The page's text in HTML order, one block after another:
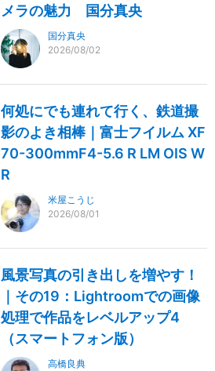
メラの魅力 国分真央
国分真央
2026/08/02
何処にでも連れて行く、鉄道撮
影のよき相棒｜富士フイルム XF
70-300mmF4-5.6 R LM OIS W
R
米屋こうじ
2026/08/01
風景写真の引き出しを増やす！
｜その19：Lightroomでの画像
処理で作品をレベルアップ4
（スマートフォン版）
高橋良典